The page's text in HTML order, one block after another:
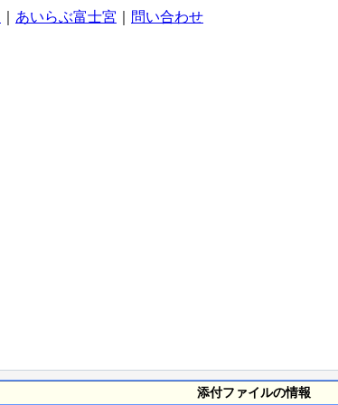
あいらぶ富士宮
問い合わせ
添付ファイルの情報